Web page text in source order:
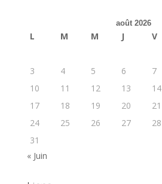
août 2026
L M M J V
3
4 5 6 7
10
11 12 13 14
17
18 19 20 21
24
25 26 27 28
31
« Juin